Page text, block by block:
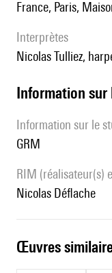
France, Paris,
interprètes
Nicolas Tulliez,
Information
Information sur le
GRM
RIM
Nicolas Déflache
œuvres